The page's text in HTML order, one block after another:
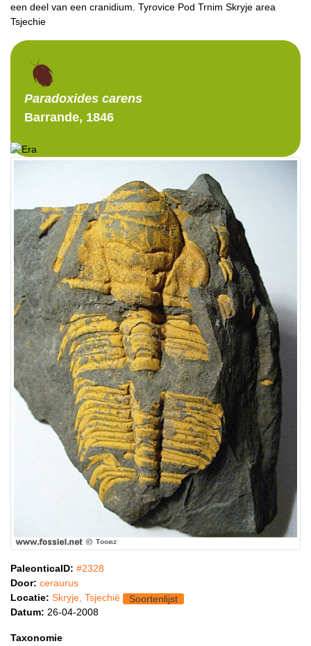
een deel van een cranidium. Tyrovice Pod Trnim Skryje area
Tsjechie
Paradoxides carens
Barrande, 1846
PaleonticaID: #2328
Door: ceraurus
Locatie: Skryje, Tsjechië
Soortenlijst
Datum: 26-04-2008
Taxonomie